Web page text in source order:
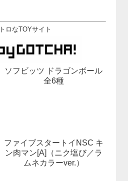
る。1月27日,28日@ロサン
ゼルス。
ロなTOYサイト
ソフビッツ ドラゴンボール
全6種
ファイブスタートイNSC キ
ン肉マン[A]（ニク塩び／ラ
ムネカラーver.）